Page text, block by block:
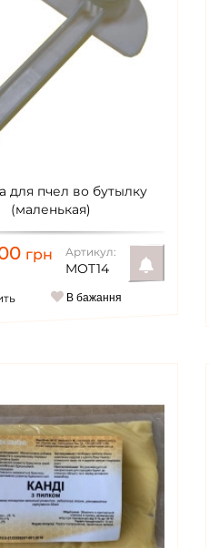
для пчел во бутылку
(маленькая)
грн Артикул:
MOT14
В бажання